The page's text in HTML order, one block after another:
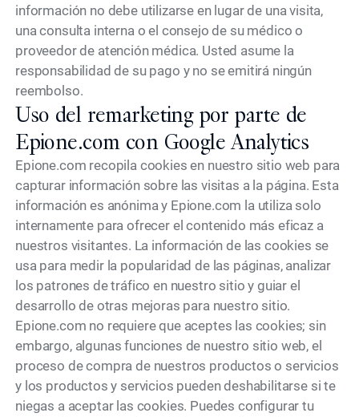
información no debe utilizarse en lugar de una visita,
una consulta interna o el consejo de su médico o
proveedor de atención médica. Usted asume la
responsabilidad de su pago y no se emitirá ningún
reembolso.
Uso del remarketing por parte de
Epione.com con Google Analytics
Epione.com recopila cookies en nuestro sitio web para
capturar información sobre las visitas a la página. Esta
información es anónima y Epione.com la utiliza solo
internamente para ofrecer el contenido más eficaz a
nuestros visitantes. La información de las cookies se
usa para medir la popularidad de las páginas, analizar
los patrones de tráfico en nuestro sitio y guiar el
desarrollo de otras mejoras para nuestro sitio.
Epione.com no requiere que aceptes las cookies; sin
embargo, algunas funciones de nuestro sitio web, el
proceso de compra de nuestros productos o servicios
y los productos y servicios pueden deshabilitarse si te
niegas a aceptar las cookies. Puedes configurar tu